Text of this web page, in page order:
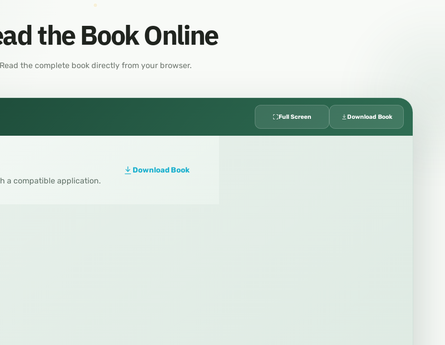
the Book Online
the complete book directly from your browser.
Full Screen Download Book
a compatible application.
Download Book